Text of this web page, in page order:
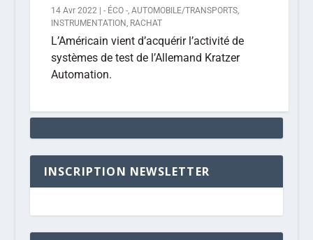
14 Avr 2022| - ÉCO -, AUTOMOBILE/TRANSPORTS,
INSTRUMENTATION, RACHAT
L’Américain vient d’acquérir l’activité de
systèmes de test de l’Allemand Kratzer
Automation.
INSCRIPTION NEWSLETTER